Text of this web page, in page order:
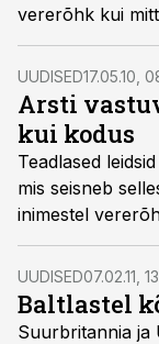
vererõhk kui
UUDISED17.05.10,
Arsti
kui kodus
Teadlased leidsid
mis seisneb
inimestel
UUDISED07.02.11,
Baltlastel
Suurbritannia ja